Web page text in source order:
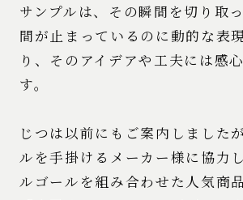
サンプルは、その瞬間を切り取
間が止まっているのに動的な表
り、そのアイデアや工夫には感
す。
じつは以前にもご案内しました
ルを手掛けるメーカー様に協力
ルゴールを組み合わせた人気商